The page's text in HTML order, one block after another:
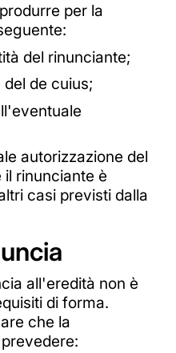
per la
del rinunciante;
de cuius;
autorizzazione del
rinunciante è
casi previsti dalla
all'eredità non è
di forma.
che la